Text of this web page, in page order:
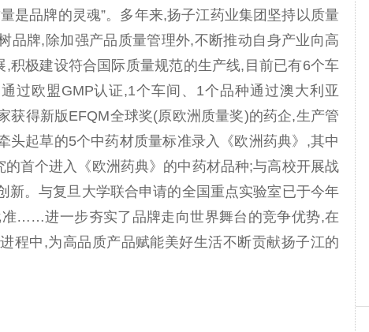
是品牌的灵魂”。多年来,扬子江药业集团坚持以质量
品牌,除加强产品质量管理外,不断推动自身产业向高
,积极建设符合国际质量规范的生产线,目前已有6个车
过欧盟GMP认证,1个车间、1个品种通过澳大利亚
获得新版EFQM全球奖(原欧洲质量奖)的药企,生产管
头起草的5个中药材质量标准录入《欧洲药典》,其中
首个进入《欧洲药典》的中药材品种;与高校开展战
新。与复旦大学联合申请的全国重点实验室已于今年
……进一步夯实了品牌走向世界舞台的竞争优势,在
进程中,为高品质产品赋能美好生活不断贡献扬子江的